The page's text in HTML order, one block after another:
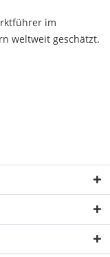
im
weltweit geschätzt.